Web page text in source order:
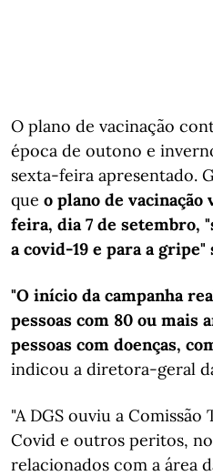
O plano de vacinação
época de outono e
sexta-feira apresentado.
que o plano de
feira, dia 7 de setembro,
a covid-19 e para a gripe"
"O início da campanha
pessoas com 80 ou mais
pessoas com doenças,
indicou a diretora-geral
"A DGS ouviu a Comissão
Covid e outros peritos,
relacionados com a área